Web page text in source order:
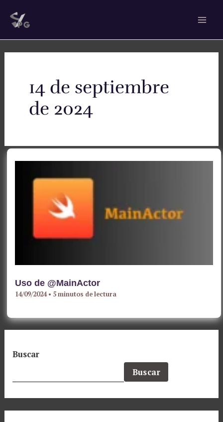
14 de septiembre
de 2024
Uso de @MainActor
14/09/2024• 5 minutos de lectura
Buscar
Buscar